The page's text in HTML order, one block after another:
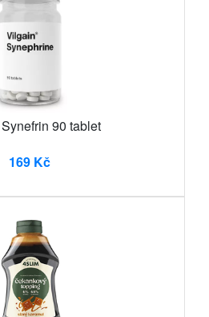
90 tablet
169 Kč